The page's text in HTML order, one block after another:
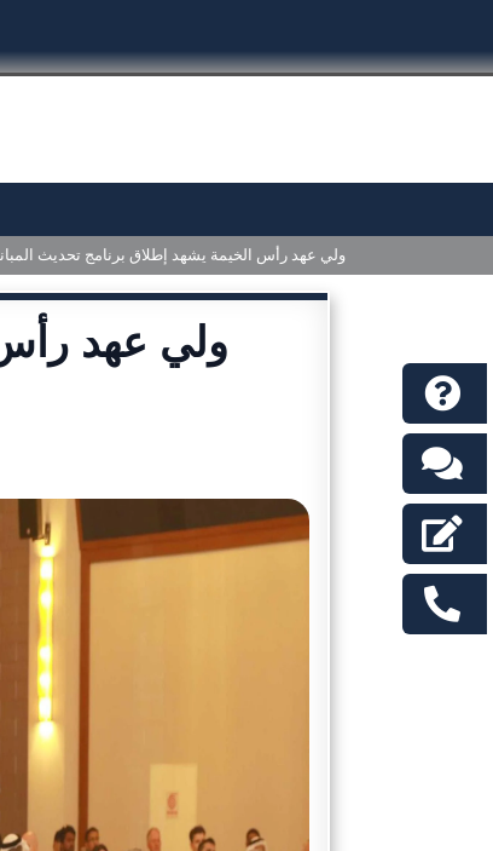
ولي عهد رأس الخيمة يشهد إطلاق برنامج تحديث
ولي عهد